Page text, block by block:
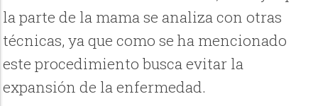
la parte de la mama se analiza con otras
técnicas, ya que como se ha mencionado
este procedimiento busca evitar la
expansión de la enfermedad.